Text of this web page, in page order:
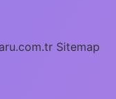
Sitemap